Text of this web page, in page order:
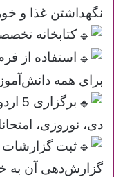
نگهداشتن غذا و
کتابخانه
استفاده از
برای همه
دی، نوروزی،
ثبت گزارشات
گزارش‌دهی آن به